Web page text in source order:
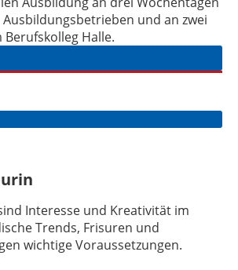
und an zwei
Halle.
Interesse und Kreativität im
Trends, Frisuren und
wichtige Voraussetzungen.